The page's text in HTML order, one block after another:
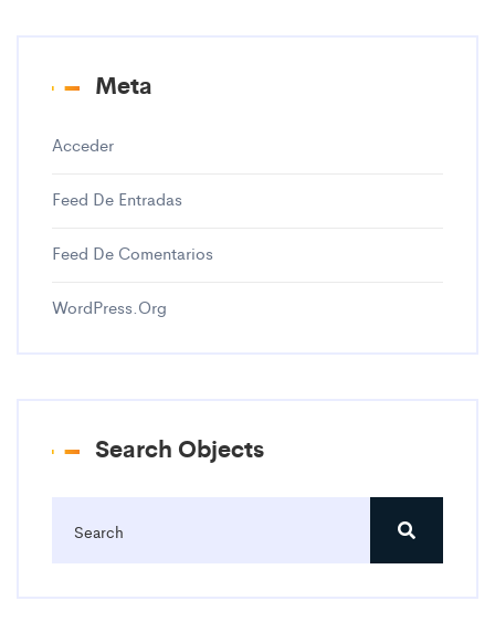
Meta
Acceder
Feed De Entradas
Feed De Comentarios
WordPress.org
Search Objects